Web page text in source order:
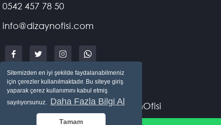
Sitemizden en iyi şekilde faydalanabilmeniz
için çerezler kullanılmaktadır. Bu siteye giriş
yaparak çerez kullanımını kabul etmiş
sayılıyorsunuz. Daha Fazla Bilgi Al
Tamam
0542 457 78 50
info@dizaynofisi.com
Copyright © DizaynOfisi